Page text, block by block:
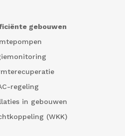
gebouwen
regeling
in gebouwen
(WKK)